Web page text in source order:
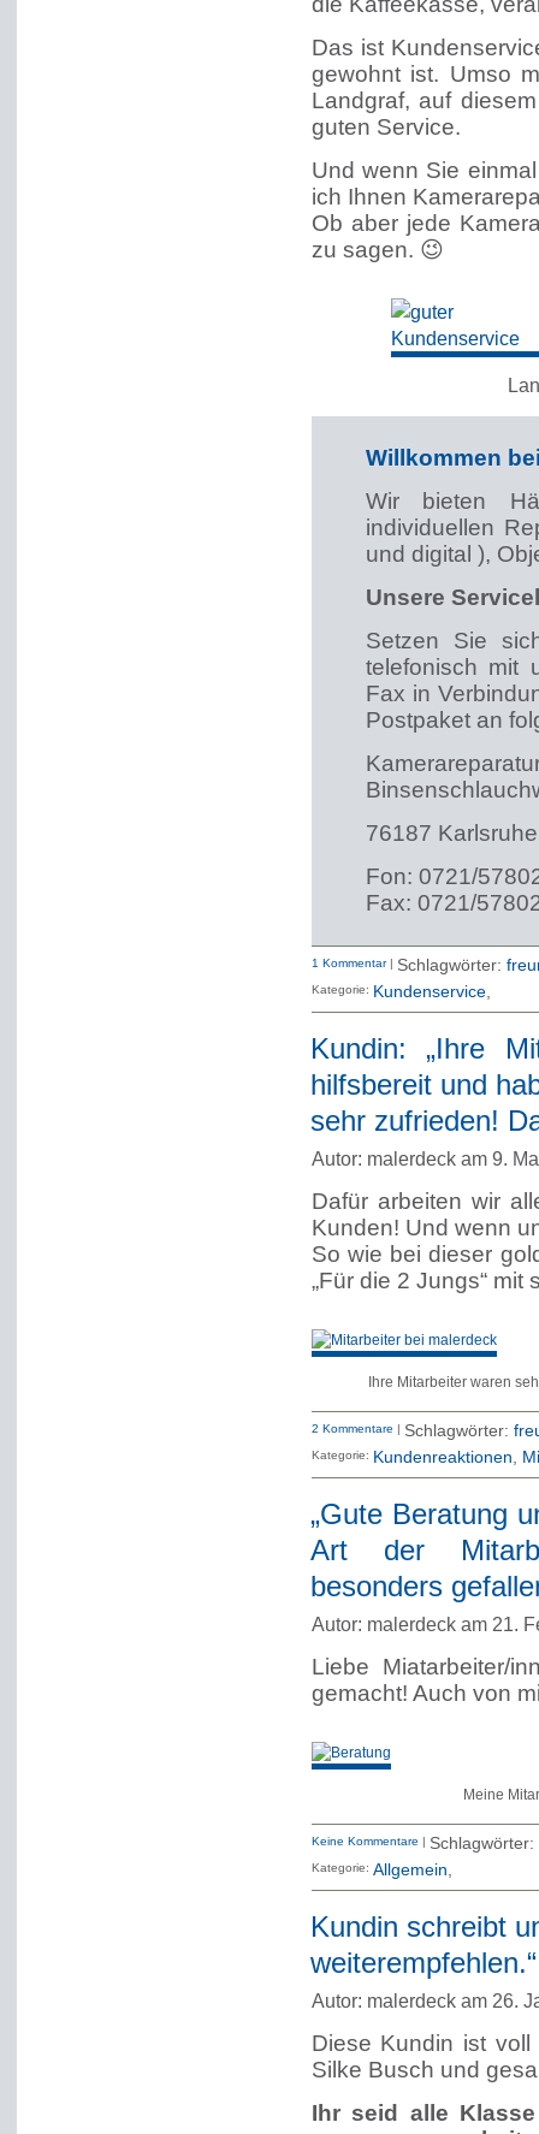
Das ist
gewohnt ist. Umso
Landgraf, auf
guten Service.
Und wenn Sie
ich Ihnen
Ob aber jede
zu sagen. 😉
Willkommen
Wir bieten
individuellen
und digital ),
Unsere
Setzen Sie
telefonisch mit
Fax in
Postpaket an
76187 Karlsruhe
Fon: 0721/
Fax: 0721/
1 Kommentar| Schlagwörter:
Kategorie: Kundenservice
Kundin: „Ihre
hilfsbereit und
sehr zufrieden!
Autor: malerdeck am 9.
Dafür arbeiten wir
Kunden! Und wenn
So wie bei dieser
„Für die 2 Jungs“ mit
Ihre Mitarbeiter waren
2 Kommentare | Schlagwörter:
Kategorie: Kundenreaktionen
„Gute Beratung
Art der
besonders
Autor: malerdeck am 21.
Liebe Miatarbeiter/
gemacht! Auch von
Meine
Keine Kommentare | Schlagwörter:
Kategorie: Allgemein
Kundin schreibt
Autor: malerdeck am 26.
Diese Kundin ist
Silke Busch und
Ihr seid alle